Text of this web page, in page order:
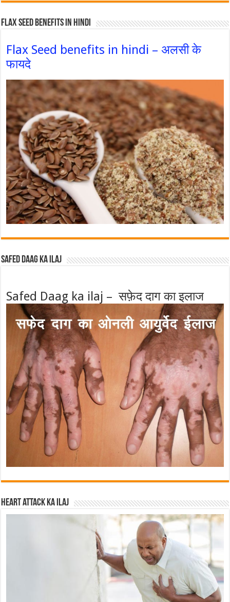
Flax Seed Benefits in hindi
Flax Seed benefits in hindi – अलसी के
फायदे
Safed Daag ka ilaj
Safed Daag ka ilaj – सफ़ेद दाग का इलाज
Heart attack ka ilaj